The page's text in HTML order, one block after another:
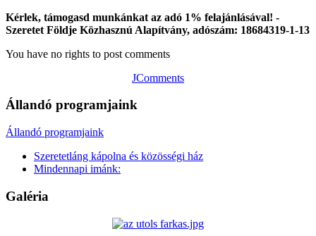
Kérlek, támogasd munkánkat az adó 1% felajánlásával! -
Szeretet Földje Közhasznú Alapítvány, adószám: 18684319-1-13
You have no rights to post comments
JComments
Állandó programjaink
Állandó programjaink
Szeretetláng kápolna és közösségi ház
Mindennapi imánk:
Galéria